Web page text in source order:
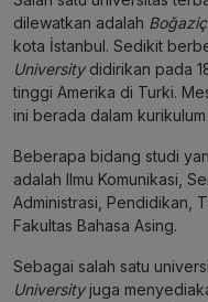
dilewatkan adalah
kota İstanbul. Sedikit
University didirikan pada
tinggi Amerika di Turki.
ini berada dalam
Beberapa bidang studi
adalah Ilmu Komunikasi,
Administrasi, Pendidikan,
Fakultas Bahasa Asing.
Sebagai salah satu
University juga